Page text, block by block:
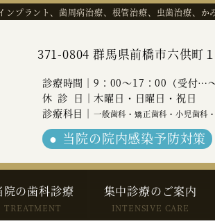
ンプラント、歯周病治療、根管治療、虫歯治療、か
371-0804 群馬県前橋市六供町
診療時間｜9：00～17：00（受付…
休診 日｜木曜日・日曜日・祝日
診療科目｜ 一般歯科・矯正歯科・小児歯科
当院の院内感染予防対策
院の歯科診療
TREATMENT
集中診療のご案内
INTENSIVE CARE